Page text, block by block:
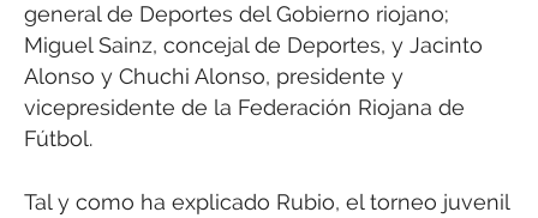
general de Deportes del Gobierno riojano;
Miguel Sainz, concejal de Deportes, y Jacinto
Alonso y Chuchi Alonso, presidente y
vicepresidente de la Federación Riojana de
Fútbol.
Tal y como ha explicado Rubio, el torneo juvenil